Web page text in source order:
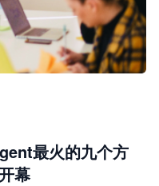
最火的九个方
幕